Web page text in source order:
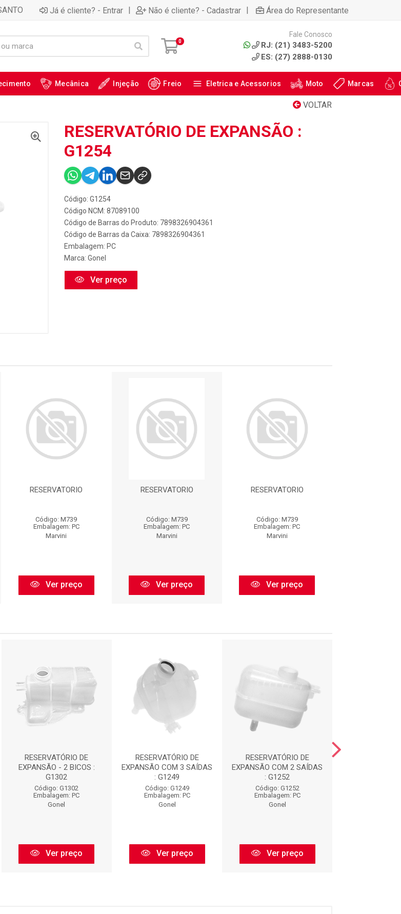
Já é cliente? - Entrar | Não é cliente? - Cadastrar | Área do Representante
0
Fale Conosco
RJ: (21) 3483-5200
ES: (27) 2888-0130
Mecânica Injeção Freio Eletrica e Acessorios Moto Marcas
VOLTAR
RESERVATÓRIO DE EXPANSÃO :
G1254
Código: G1254
Código NCM: 87089100
Código de Barras do Produto: 7898326904361
Código de Barras da Caixa: 7898326904361
Embalagem: PC
Marca: Gonel
Ver preço
RESERVATORIO
Código: M739
Embalagem: PC
Marvini
Ver preço
RESERVATORIO
Código: M739
Embalagem: PC
Marvini
Ver preço
RESERVATORIO
Código: M739
Embalagem: PC
Marvini
Ver preço
RESERVATÓRIO DE
EXPANSÃO - 2 BICOS :
G1302
Código: G1302
Embalagem: PC
Gonel
Ver preço
RESERVATÓRIO DE
EXPANSÃO COM 3 SAÍDAS
: G1249
Código: G1249
Embalagem: PC
Gonel
Ver preço
RESERVATÓRIO DE
EXPANSÃO COM 2 SAÍDAS
: G1252
Código: G1252
Embalagem: PC
Gonel
Ver preço